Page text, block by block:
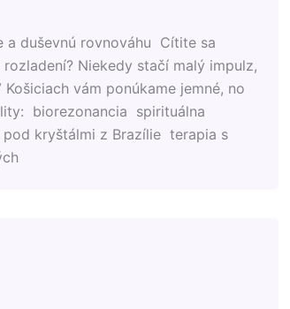
a duševnú rovnováhu Cítite sa
Niekedy stačí malý impulz,
vám ponúkame jemné, no
biorezonancia spirituálna
kryštálmi z Brazílie terapia s